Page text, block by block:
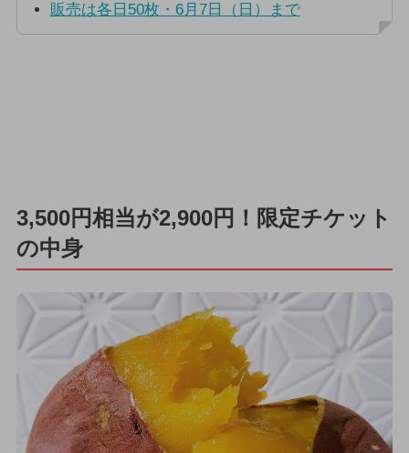
販売は各日50枚・6月7日（日）まで
3,500円相当が2,900円！限定チケット
の中身